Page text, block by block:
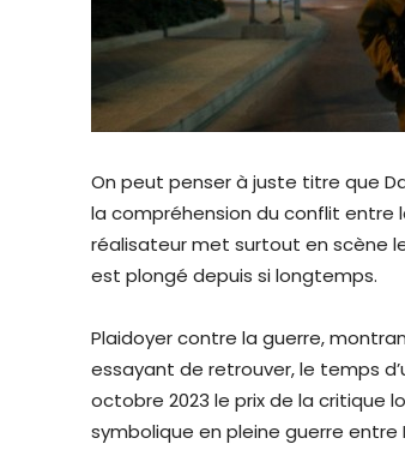
On peut penser à juste titre que
la compréhension du conflit entre
réalisateur met surtout en scène
est plongé depuis si longtemps.
Plaidoyer contre la guerre,
essayant de retrouver, le temps
octobre 2023 le prix de la critique
symbolique en pleine guerre entre